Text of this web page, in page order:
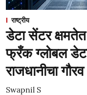
राष्ट्रीय
डेटा सेंटर क्षमतेत
फ्रँक ग्लोबल
राजधानीचा गौरव
Swapnil S